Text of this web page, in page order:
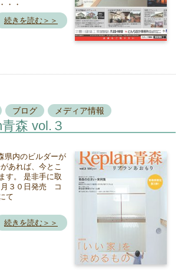
・・
続きを読む＞＞
ブログ メディア情報
森 vol.３
県内のビルダーが
あれば、今とこ
す。 是非手に取
月３０日発売 コ
て
続きを読む＞＞